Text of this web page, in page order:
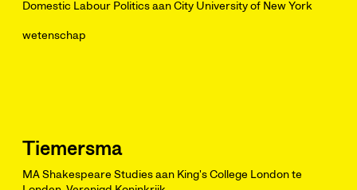
Domestic Labour Politics aan City University of New York
wetenschap
Tiemersma
MA Shakespeare Studies aan King's College London te